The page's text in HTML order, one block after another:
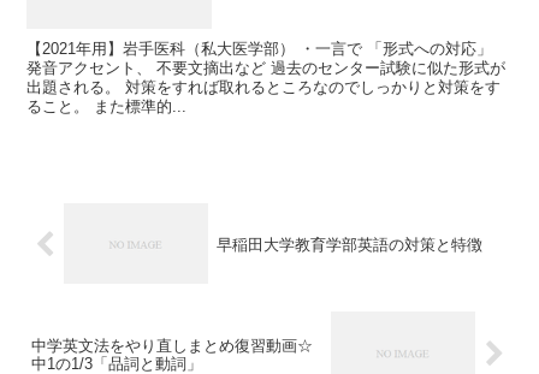
【2021年用】岩手医科（私大医学部） ・一言で 「形式への対応」
発音アクセント、 不要文摘出など 過去のセンター試験に似た形式が
出題される。 対策をすれば取れるところなのでしっかりと対策をす
ること。 また標準的...
早稲田大学教育学部英語の対策と特徴
中学英文法をやり直しまとめ復習動画☆
中1の1/3「品詞と動詞」